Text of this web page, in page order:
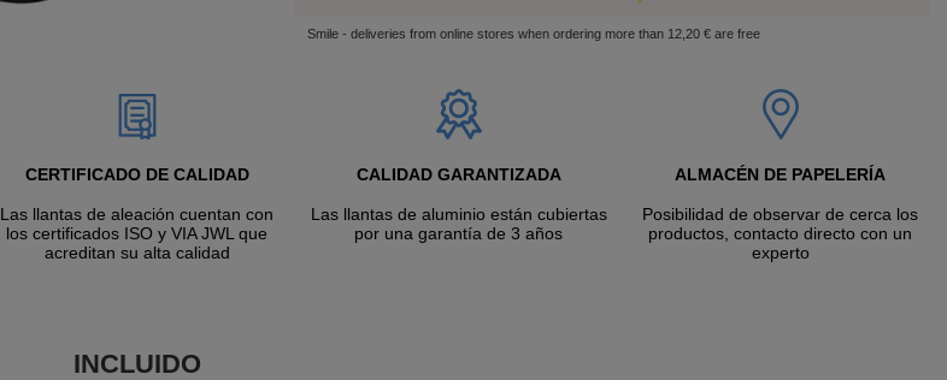
Smile - deliveries from online stores when ordering more than 12,20 € are free
CERTIFICADO DE CALIDAD
Las llantas de aleación cuentan con
los certificados ISO y VIA JWL que
acreditan su alta calidad
CALIDAD GARANTIZADA
Las llantas de aluminio están cubiertas
por una garantía de 3 años
ALMACÉN DE PAPELERÍA
Posibilidad de observar de cerca los
productos, contacto directo con un
experto
INCLUIDO